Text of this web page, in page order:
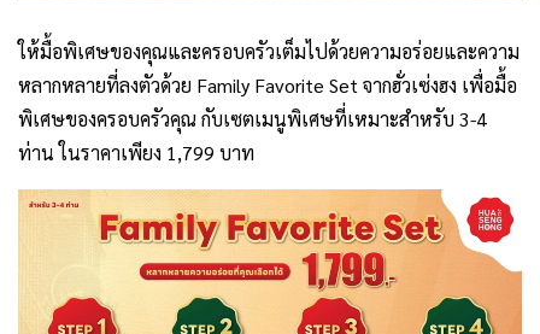
ให้มื้อพิเศษของคุณและครอบครัวเต็มไปด้วยความอร่อยและความ
หลากหลายที่ลงตัวด้วย Family Favorite Set จากฮั่วเซ่งฮง เพื่อมื้อ
พิเศษของครอบครัวคุณ กับเซตเมนูพิเศษที่เหมาะสำหรับ 3-4
ท่าน ในราคาเพียง 1,799 บาท